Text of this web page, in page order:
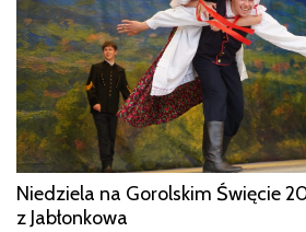
Niedziela na Gorolskim Święcie
z Jabłonkowa